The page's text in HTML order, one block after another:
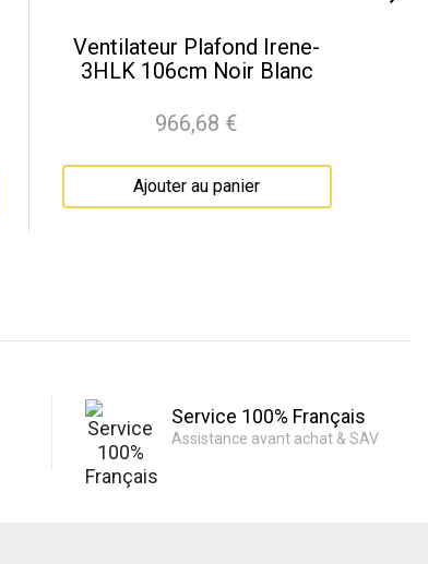
Ventilateur Plafond Irene-
3HLK 106cm Noir Blanc
Prix
966,68 €
Ajouter au panier
Service 100% Français
Assistance avant achat & SAV